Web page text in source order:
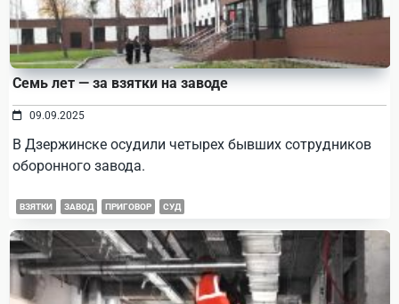
Семь лет — за взятки на заводе
09.09.2025
В Дзержинске осудили четырех бывших сотрудников
оборонного завода.
ВЗЯТКИ ЗАВОД ПРИГОВОР СУД